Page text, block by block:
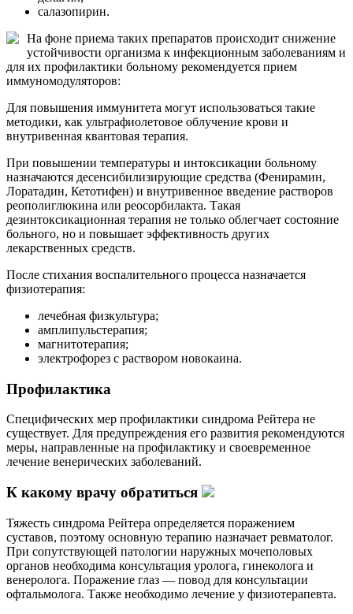
салазопирин.
На фоне приема таких препаратов происходит снижение
устойчивости организма к инфекционным заболеваниям и
для их профилактики больному рекомендуется прием
иммуномодуляторов:
Для повышения иммунитета могут использоваться такие
методики, как ультрафиолетовое облучение крови и
внутривенная квантовая терапия.
При повышении температуры и интоксикации больному
назначаются десенсибилизирующие средства (Фенирамин,
Лоратадин, Кетотифен) и внутривенное введение растворов
реополиглюкина или реосорбилакта. Такая
дезинтоксикационная терапия не только облегчает состояние
больного, но и повышает эффективность других
лекарственных средств.
После стихания воспалительного процесса назначается
физиотерапия:
лечебная физкультура;
амплипульстерапия;
магнитотерапия;
электрофорез с раствором новокаина.
Профилактика
Специфических мер профилактики синдрома Рейтера не
существует. Для предупреждения его развития рекомендуются
меры, направленные на профилактику и своевременное
лечение венерических заболеваний.
К какому врачу обратиться
Тяжесть синдрома Рейтера определяется поражением
суставов, поэтому основную терапию назначает ревматолог.
При сопутствующей патологии наружных мочеполовых
органов необходима консультация уролога, гинеколога и
венеролога. Поражение глаз — повод для консультации
офтальмолога. Также необходимо лечение у физиотерапевта.